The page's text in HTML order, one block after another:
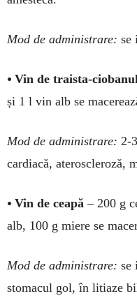
Mod de administrare: se
• Vin de traista-
și 1 l vin alb se
Mod de administra­re: 2-
car­­dia­că, atero­scle­roză,
• Vin de ceapă – 200 g
alb, 100 g miere se
Mod de administrare: se
stoma­cul gol, în li­tia­ze